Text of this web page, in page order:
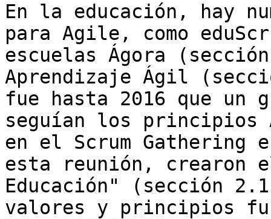
En la educación, hay
para Agile, como
escuelas Ágora
Aprendizaje Ágil
fue hasta 2016 que un
seguían los principios
en el Scrum Gathering
esta reunión, crearon
Educación" (sección
valores y principios